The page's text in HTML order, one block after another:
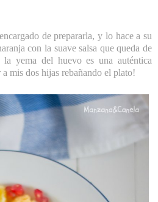
de prepararla, y lo hace a su
con la suave salsa que queda de
yema del huevo es una auténtica
mis dos hijas rebañando el plato!